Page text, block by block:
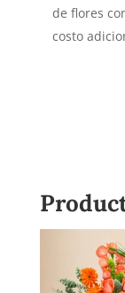
de flores
costo